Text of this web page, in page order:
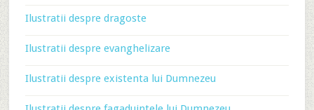
Ilustratii despre dragoste
Ilustratii despre evanghelizare
Ilustratii despre existenta lui Dumnezeu